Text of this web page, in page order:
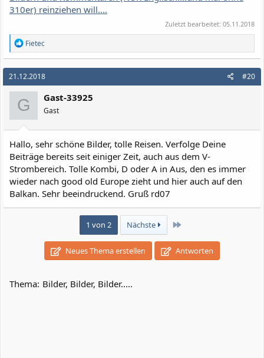
310er) reinziehen will....
Zuletzt bearbeitet: 05.11.2018
R
e
a
k
t
i
o
n
e
n
Fietec
21.12.2018 #20
G Gast-33925
Gast
Hallo, sehr schöne Bilder, tolle Reisen. Verfolge Deine
Beiträge bereits seit einiger Zeit, auch aus dem V-
Strombereich. Tolle Kombi, D oder A in Aus, den es immer
wieder nach good old Europe zieht und hier auch auf den
Balkan. Sehr beeindruckend. Gruß rd07
1 von 2 Nächste Letzte
Neues Thema erstellen Antworten
Thema: Bilder, Bilder, Bilder.....